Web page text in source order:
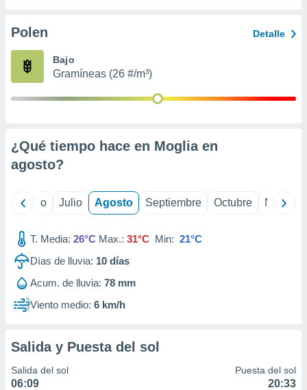
e
mediante
publicidad
publicidad
de
Polen Detalle
Bajo
Gramíneas (26 #/m³)
¿Qué tiempo hace en Moglia en
agosto?
Junio Julio Agosto Septiembre Octubre
T. Media: 26°C Max.: 31°C Min: 21°C
Días de lluvia: 10 días
Acum. de lluvia: 78 mm
Viento medio: 6 km/h
Salida y Puesta del sol
Salida del sol
06:09
Puesta del sol
20:33